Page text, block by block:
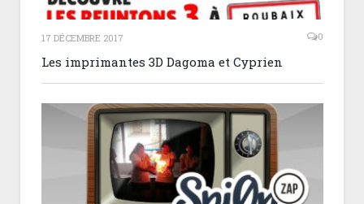
17 DÉCEMBRE 2017 0
Les imprimantes 3D Dagoma et Cyprien